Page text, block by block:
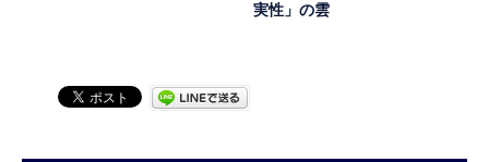
実性」の雲